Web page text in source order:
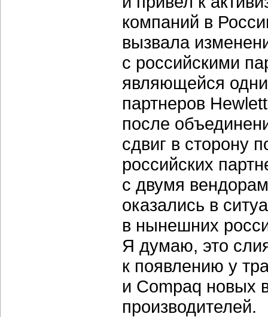
компаний в
вызвала
с российскими
являющейся
партнеров
после
сдвиг в сторону
российских
с двумя
оказались в
в нынешних
Я думаю, это
к появлению у
и Compaq новых
производителей.